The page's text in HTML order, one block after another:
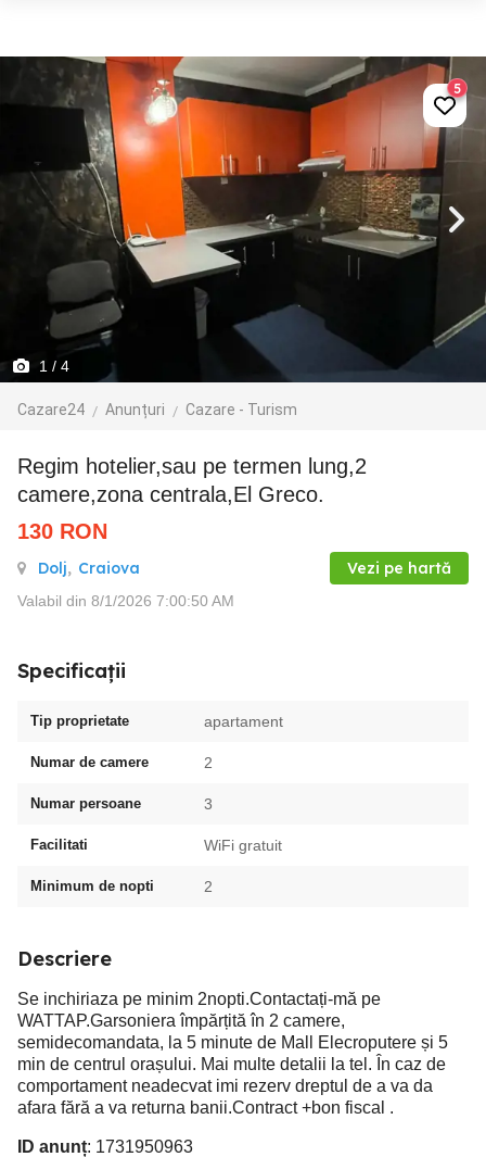
1 / 4
Cazare24 Anunțuri Cazare - Turism
5
Regim hotelier,sau pe termen lung,2
camere,zona centrala,El Greco.
130 RON
Dolj, Craiova Vezi pe hartă
Valabil din 8/1/2026 7:00:50 AM
Specificații
Tip proprietate apartament
Numar de camere 2
Numar persoane 3
Facilitati WiFi gratuit
Minimum de nopti 2
Descriere
Se inchiriaza pe minim 2nopti.Contactați-mă pe
WATTAP.Garsoniera împărțită în 2 camere,
semidecomandata, la 5 minute de Mall Elecroputere și 5
min de centrul orașului. Mai multe detalii la tel. În caz de
comportament neadecvat imi rezerv dreptul de a va da
afara fără a va returna banii.Contract +bon fiscal .
ID anunț: 1731950963